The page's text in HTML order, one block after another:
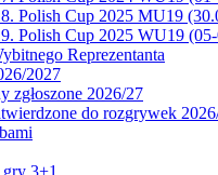
Polish Cup 2025 MU19
Polish Cup 2025 WU19
Reprezentanta
2027
zgłoszone 2026/27
do rozgrywek
3+1